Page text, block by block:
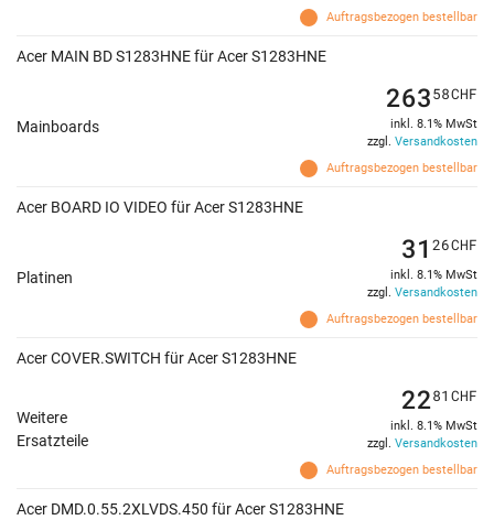
Auftragsbezogen bestellbar
Acer MAIN BD S1283HNE für Acer S1283HNE
Mainboards
Auftragsbezogen bestellbar
26358CHF
inkl. 8.1% MwSt
zzgl. Versandkosten
Acer BOARD IO VIDEO für Acer S1283HNE
Platinen
Auftragsbezogen bestellbar
31 26CHF
inkl. 8.1% MwSt
zzgl. Versandkosten
Acer COVER.SWITCH für Acer S1283HNE
Weitere
Ersatzteile
Auftragsbezogen bestellbar
2281 CHF
inkl. 8.1% MwSt
zzgl. Versandkosten
Acer DMD.0.55.2XLVDS.450 für Acer S1283HNE